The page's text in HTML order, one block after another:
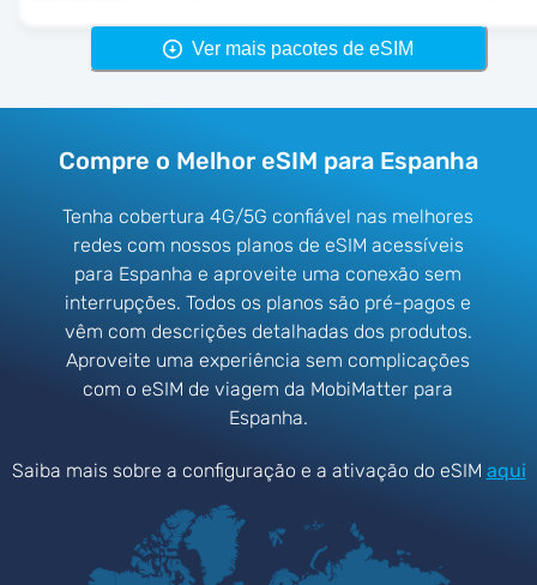
Ver mais pacotes de eSIM
Compre o Melhor eSIM para Espanha
Tenha cobertura 4G/5G confiável nas melhores
redes com nossos planos de eSIM acessíveis
para Espanha e aproveite uma conexão sem
interrupções. Todos os planos são pré-pagos e
vêm com descrições detalhadas dos produtos.
Aproveite uma experiência sem complicações
com o eSIM de viagem da MobiMatter para
Espanha.
Saiba mais sobre a configuração e a ativação do eSIM aqui